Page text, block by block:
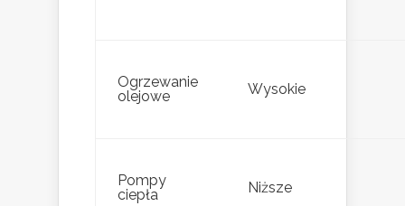
Ogrzewanie
olejowe
Wysokie
Pompy
ciepła
Niższe